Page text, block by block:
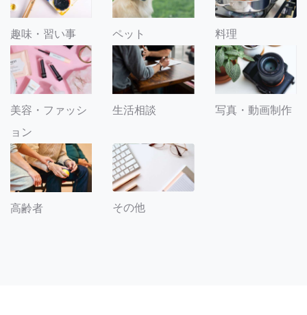
趣味・習い事 ペット 料理
美容・ファッシ
ョン
生活相談 写真・動画制作
高齢者 その他